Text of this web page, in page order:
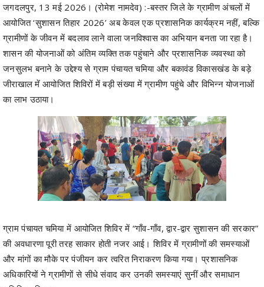
जगदलपुर, 13 मई 2026। (रोमेश नामदेव) :-बस्तर जिले के ग्रामीण अंचलों में
आयोजित ‘सुशासन तिहार 2026’ अब केवल एक प्रशासनिक कार्यक्रम नहीं, बल्कि
ग्रामीणों के जीवन में बदलाव लाने वाला जनविश्वास का अभियान बनता जा रहा है।
शासन की योजनाओं को अंतिम व्यक्ति तक पहुंचाने और प्रशासनिक व्यवस्था को
जनसुलभ बनाने के उद्देश्य से ग्राम पंचायत चमिया और बकावंड विकासखंड के बड़े
जीराखाल में आयोजित शिविरों में बड़ी संख्या में ग्रामीण पहुंचे और विभिन्न योजनाओं
का लाभ उठाया।
ग्राम पंचायत चमिया में आयोजित शिविर में “गाँव-गाँव, द्वार-द्वार सुशासन की सरकार”
की अवधारणा पूरी तरह साकार होती नजर आई। शिविर में ग्रामीणों की समस्याओं
और मांगों का मौके पर पंजीयन कर त्वरित निराकरण किया गया। प्रशासनिक
अधिकारियों ने ग्रामीणों से सीधे संवाद कर उनकी समस्याएं सुनीं और समाधान